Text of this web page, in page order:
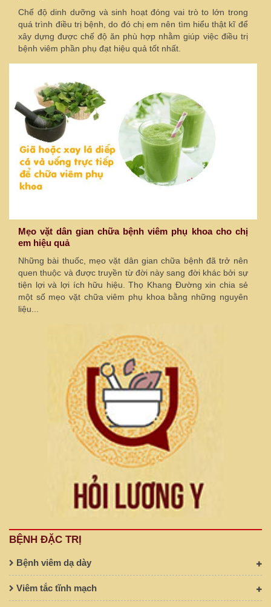
Chế độ dinh dưỡng và sinh hoạt đóng vai trò to lớn trong
quá trình điều trị bệnh, do đó chị em nên tìm hiểu thật kĩ để
xây dựng được chế độ ăn phù hợp nhằm giúp việc điều trị
bệnh viêm phần phụ đạt hiệu quả tốt nhất.
Mẹo vặt dân gian chữa bệnh viêm phụ khoa cho chị
em hiệu quả
Những bài thuốc, mẹo vặt dân gian chữa bệnh đã trở nên
quen thuộc và được truyền từ đời này sang đời khác bởi sự
tiện lợi và lợi ích hữu hiệu. Thọ Khang Đường xin chia sẻ
một số mẹo vặt chữa viêm phụ khoa bằng những nguyên
liệu...
BỆNH ĐẶC TRỊ
Bệnh viêm dạ dày
Viêm tắc tĩnh mạch